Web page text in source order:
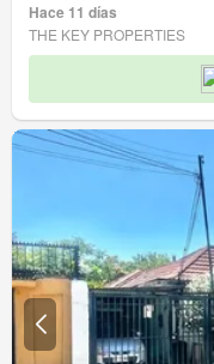
Hace 11 días
THE KEY PROPERTIES